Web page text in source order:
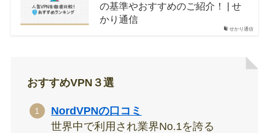
せかり通信
の基準やおすすめのご紹介！ | せ
かり通信
おすすめVPN３選
NordVPNの口コミ
世界中で利用され業界No.1を誇る